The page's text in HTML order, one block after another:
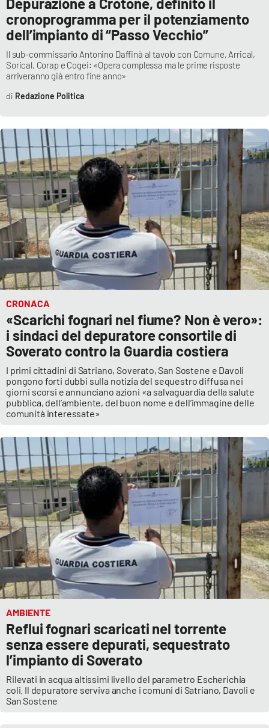
cronoprogramma per il potenziamento
dell’impianto di “Passo Vecchio”
Il sub-commissario Antonino Daffinà al tavolo con Comune, Arrical,
Sorical, Corap e Cogei: «Opera complessa ma le prime risposte
arriveranno già entro fine anno»
Redazione Politica
CRONACA
«Scarichi fognari nel fiume? Non è vero»:
i sindaci del depuratore consortile di
Soverato contro la Guardia costiera
I primi cittadini di Satriano, Soverato, San Sostene e Davoli
pongono forti dubbi sulla notizia del sequestro diffusa nei
giorni scorsi e annunciano azioni «a salvaguardia della salute
pubblica, dell’ambiente, del buon nome e dell’immagine delle
comunità interessate»
AMBIENTE
Reflui fognari scaricati nel torrente
senza essere depurati, sequestrato
l’impianto di Soverato
Rilevati in acqua altissimi livello del parametro Escherichia
coli. Il depuratore serviva anche i comuni di Satriano, Davoli e
San Sostene